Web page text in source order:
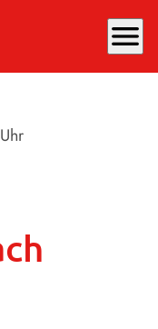
menu